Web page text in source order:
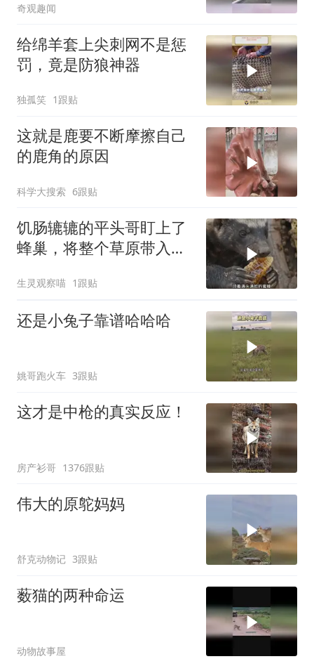
奇观趣闻
给绵羊套上尖刺网不是惩
罚，竟是防狼神器
独孤笑 1跟贴
这就是鹿要不断摩擦自己
的鹿角的原因
科学大搜索 6跟贴
饥肠辘辘的平头哥盯上了
蜂巢，将整个草原带入了
生灵观察喵 1跟贴
还是小兔子靠谱哈哈哈
姚哥跑火车 3跟贴
这才是中枪的真实反应！
房产衫哥 1376跟贴
伟大的原鸵妈妈
舒克动物记 3跟贴
薮猫的两种命运
动物故事屋